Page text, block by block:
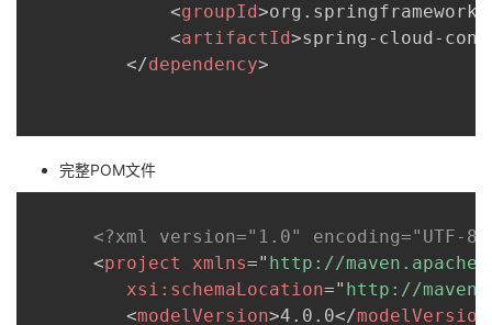
验
收
议
<groupId>
<artifactId>spring-cloud-
</dependency>
完整POM文件
<?xml version="1.0" encoding="UTF-
<project xmlns=" http://
xsi: schemaLocation=" http://
<modelVersion>4.0.0</modelVersion